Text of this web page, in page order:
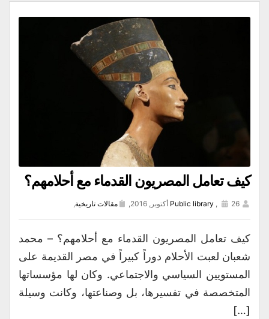
كيف تعامل المصريون القدماء مع أحلامهم؟
Public library , 26 أكتوبر, 2016, مقالات تاريخية,
كيف تعامل المصريون القدماء مع أحلامهم؟ – محمد
شعبان لعبت الأحلام دوراً كبيراً في مصر القديمة على
المستويين السياسي والاجتماعي. وكان لها مؤسساتها
المتخصصة في تفسيرها، بل وصناعتها، وكانت وسيلة
[…]